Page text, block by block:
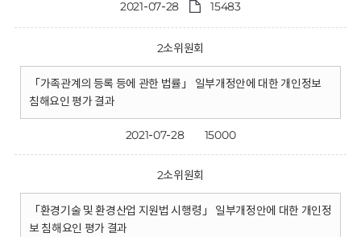
2021-07-28 15483
2소위원회
「가족관계의 등록 등에 관한 법률」 일부개정안에 대한 개인정보
침해요인 평가 결과
2021-07-28 15000
2소위원회
「환경기술 및 환경산업 지원법 시행령」 일부개정안에 대한 개인정
보 침해요인 평가 결과